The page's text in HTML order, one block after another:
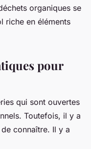
organiques se
riche en éléments
pour
qui sont ouvertes
Toutefois, il y a
connaître. Il y a